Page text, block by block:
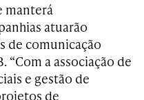
manterá
atuarão
de comunicação
a associação de
e gestão de
de